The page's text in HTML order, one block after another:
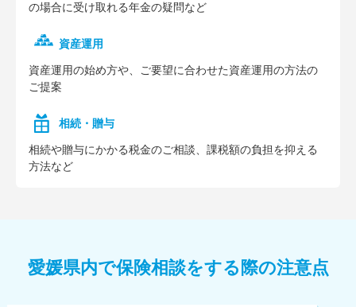
の場合に受け取れる年⾦の疑問など
資産運用
資産運⽤の始め⽅や、ご要望に合わせた資産運⽤の⽅法の
ご提案
相続・贈与
相続や贈与にかかる税⾦のご相談、課税額の負担を抑える
⽅法など
愛媛県内で保険相談をする際の注意点